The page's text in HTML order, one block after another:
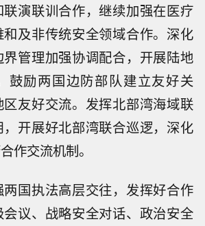
演联训合作，继续加强在医疗
及非传统安全领域合作。深化
管理加强协调配合，开展陆地
鼓励两国边防部队建立友好关
友好交流。发挥北部湾海域联
开展好北部湾联合巡逻，深化
作交流机制。
国执法高层交往，发挥好合作
议、战略安全对话、政治安全